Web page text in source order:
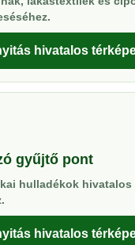
hivatalos
gyűjtő pont
hulladékok hivatalos
hivatalos